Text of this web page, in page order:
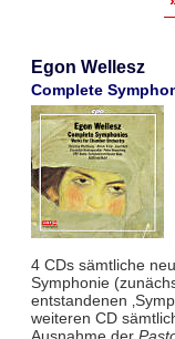
Egon Wellesz
Complete
4 CDs sämtliche
Symphonie
entstandenen
weiteren CD